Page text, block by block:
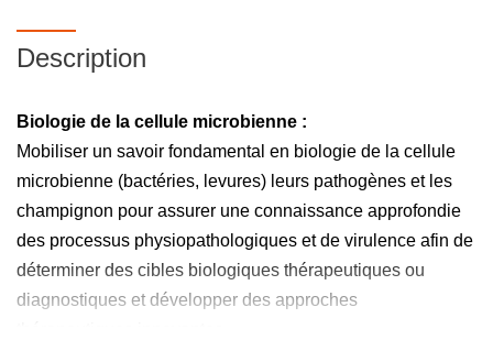
Description
Biologie de la cellule microbienne :
Mobiliser un savoir fondamental en biologie de la cellule
microbienne (bactéries, levures) leurs pathogènes et les
champignon pour assurer une connaissance approfondie
des processus physiopathologiques et de virulence afin de
déterminer des cibles biologiques thérapeutiques ou
diagnostiques et développer des approches